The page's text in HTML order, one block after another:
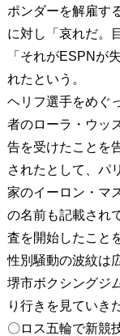
ポンダーを解雇す
に対し「哀れだ。
「それがESPNが
れたという。
ヘリフ選手をめぐ
者のローラ・ウッ
告を受けたことを
されたとして、パ
家のイーロン・マ
の名前も記載され
査を開始したこと
性別騒動の波紋は
堺市ボクシングジ
り行きを見ていき
〇ロス五輪で新競